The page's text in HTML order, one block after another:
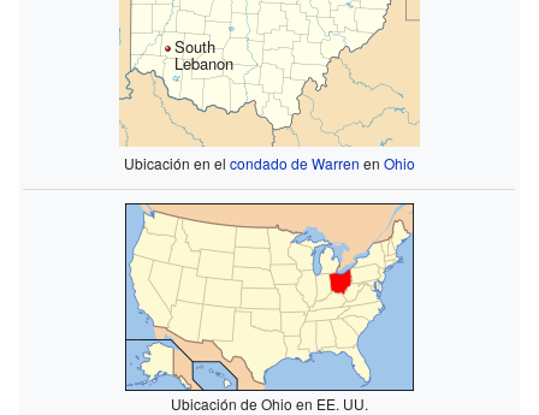
South
Lebanon
Ubicación en el condado de Warren en Ohio
Ubicación de Ohio en EE. UU.